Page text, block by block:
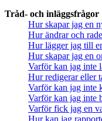
Tråd- och inläggsfrågor
Hur skapar jag en
Hur ändrar och
Hur lägger jag till
Hur skapar jag en
Varför kan jag inte
Hur redigerar eller
Varför kan jag inte
Varför kan jag inte
Varför fick jag en